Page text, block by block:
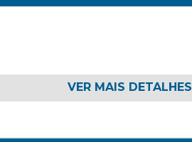
VER MAIS DETALHES